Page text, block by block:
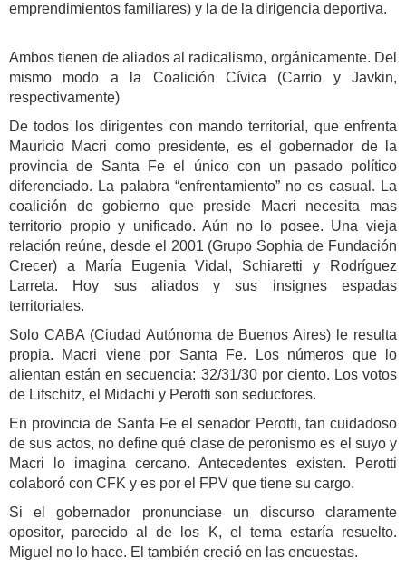
emprendimientos familiares) y la de la dirigencia deportiva.
Ambos tienen de aliados al radicalismo, orgánicamente. Del
mismo modo a la Coalición Cívica (Carrio y Javkin,
respectivamente)
De todos los dirigentes con mando territorial, que enfrenta
Mauricio Macri como presidente, es el gobernador de la
provincia de Santa Fe el único con un pasado político
diferenciado. La palabra “enfrentamiento” no es casual. La
coalición de gobierno que preside Macri necesita mas
territorio propio y unificado. Aún no lo posee. Una vieja
relación reúne, desde el 2001 (Grupo Sophia de Fundación
Crecer) a María Eugenia Vidal, Schiaretti y Rodríguez
Larreta. Hoy sus aliados y sus insignes espadas
territoriales.
Solo CABA (Ciudad Autónoma de Buenos Aires) le resulta
propia. Macri viene por Santa Fe. Los números que lo
alientan están en secuencia: 32/31/30 por ciento. Los votos
de Lifschitz, el Midachi y Perotti son seductores.
En provincia de Santa Fe el senador Perotti, tan cuidadoso
de sus actos, no define qué clase de peronismo es el suyo y
Macri lo imagina cercano. Antecedentes existen. Perotti
colaboró con CFK y es por el FPV que tiene su cargo.
Si el gobernador pronunciase un discurso claramente
opositor, parecido al de los K, el tema estaría resuelto.
Miguel no lo hace. El también creció en las encuestas.